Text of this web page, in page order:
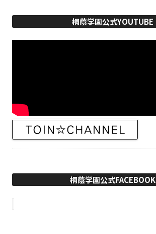
桐蔭学園公式YOUTUBE
桐蔭学園公式FACEBOOK